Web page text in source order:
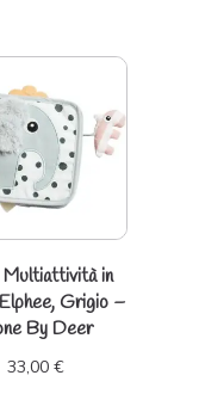
Multiattività in
Grigio –
By Deer
33,00 €